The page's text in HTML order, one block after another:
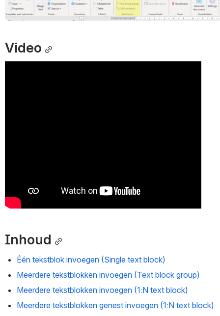
Video
Inhoud
Één tekstblok invoegen (Single text block)
Meerdere tekstblokken invoegen (Text block group)
Meerdere tekstblokken invoegen (1:N text block)
Meerdere tekstblokken genest invoegen (1:N text block)